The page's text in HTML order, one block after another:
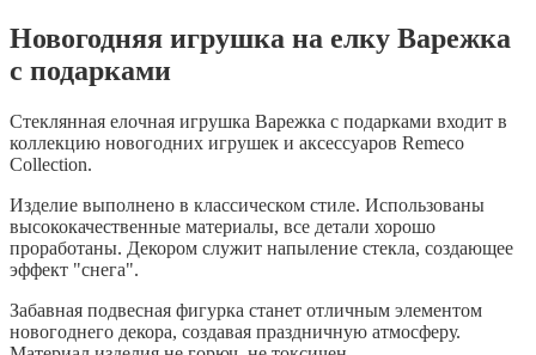
Новогодняя игрушка на елку Варежка
с подарками
Стеклянная елочная игрушка Варежка с подарками входит в
коллекцию новогодних игрушек и аксессуаров Remeco
Collection.
Изделие выполнено в классическом стиле. Использованы
высококачественные материалы, все детали хорошо
проработаны. Декором служит напыление стекла, создающее
эффект "снега".
Забавная подвесная фигурка станет отличным элементом
новогоднего декора, создавая праздничную атмосферу.